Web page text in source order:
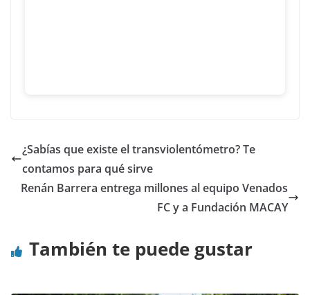
¿Sabías que existe el transviolentómetro? Te
contamos para qué sirve
Renán Barrera entrega millones al equipo Venados
FC y a Fundación MACAY
También te puede gustar